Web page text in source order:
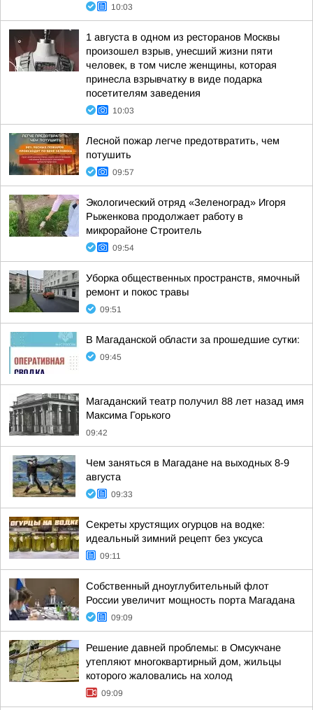
10:03
1 августа в одном из ресторанов Москвы
произошел взрыв, унесший жизни пяти
человек, в том числе женщины, которая
принесла взрывчатку в виде подарка
посетителям заведения
10:03
Лесной пожар легче предотвратить, чем
потушить
09:57
Экологический отряд «Зеленоград» Игоря
Рыженкова продолжает работу в
микрорайоне Строитель
09:54
Уборка общественных пространств, ямочный
ремонт и покос травы
09:51
В Магаданской области за прошедшие сутки:
09:45
Магаданский театр получил 88 лет назад имя
Максима Горького
09:42
Чем заняться в Магадане на выходных 8-9
августа
09:33
Секреты хрустящих огурцов на водке:
идеальный зимний рецепт без уксуса
09:11
Собственный дноуглубительный флот
России увеличит мощность порта Магадана
09:09
Решение давней проблемы: в Омсукчане
утепляют многоквартирный дом, жильцы
которого жаловались на холод
09:09